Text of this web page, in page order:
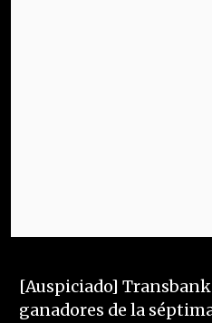
[Auspiciado]
ganadores de la